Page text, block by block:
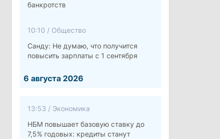
банкротств
10:10 / Общество
Санду: Не думаю, что получится
повысить зарплаты с 1 сентября
6 августа 2026
13:53 / Экономика
НБМ повышает базовую ставку до
7,5% годовых: кредиты станут